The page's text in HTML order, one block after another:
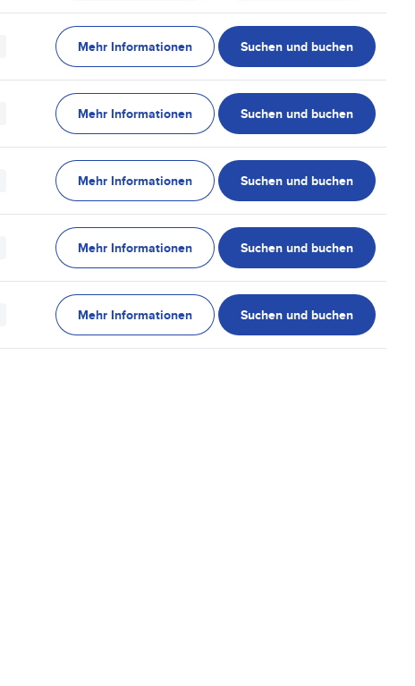
Mehr Informationen Suchen und buchen
Mehr Informationen Suchen und buchen
Mehr Informationen Suchen und buchen
Mehr Informationen Suchen und buchen
Mehr Informationen Suchen und buchen